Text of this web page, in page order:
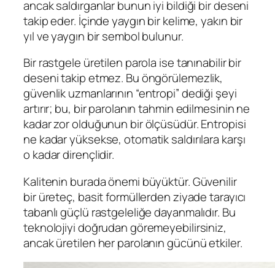
ancak saldırganlar bunun iyi bildiği bir deseni
takip eder. İçinde yaygın bir kelime, yakın bir
yıl ve yaygın bir sembol bulunur.
Bir rastgele üretilen parola ise tanınabilir bir
deseni takip etmez. Bu öngörülemezlik,
güvenlik uzmanlarının “entropi” dediği şeyi
artırır; bu, bir parolanın tahmin edilmesinin ne
kadar zor olduğunun bir ölçüsüdür. Entropisi
ne kadar yüksekse, otomatik saldırılara karşı
o kadar dirençlidir.
Kalitenin burada önemi büyüktür. Güvenilir
bir üreteç, basit formüllerden ziyade tarayıcı
tabanlı güçlü rastgeleliğe dayanmalıdır. Bu
teknolojiyi doğrudan göremeyebilirsiniz,
ancak üretilen her parolanın gücünü etkiler.